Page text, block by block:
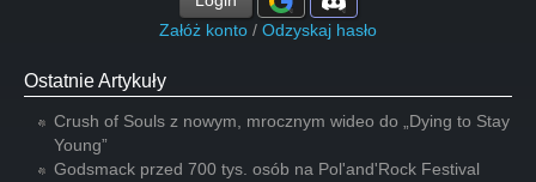
Załóż konto / Odzyskaj hasło
Ostatnie Artykuły
Crush of Souls z nowym, mrocznym wideo do „Dying to Stay
Young”
Godsmack przed 700 tys. osób na Pol'and'Rock Festival